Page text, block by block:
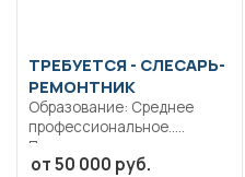
ТРЕБУЕТСЯ - СЛЕСАРЬ-
РЕМОНТНИК
Образование: Среднее
профессиональное..
Проводить техническое
обслуживание
от 50 000 руб.